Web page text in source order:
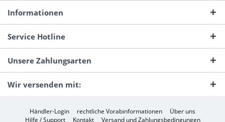
Informationen
Service Hotline
Unsere Zahlungsarten
Wir versenden mit:
Händler-Login rechtliche Vorabinformationen
Über uns
Hilfe / Support
Kontakt Versand und Zahlungsbedingungen